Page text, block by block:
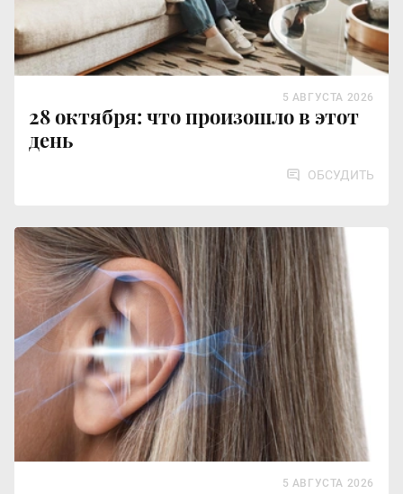
28 октября: что произошло в этот
день
5 АВГУСТА 2026
ОБСУДИТЬ
5 АВГУСТА 2026